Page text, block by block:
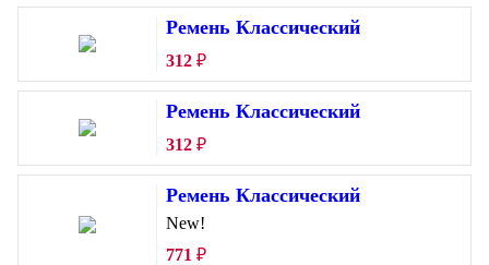
Ремень Классический
312 ₽
Ремень Классический
312 ₽
Ремень Классический
New!
771 ₽